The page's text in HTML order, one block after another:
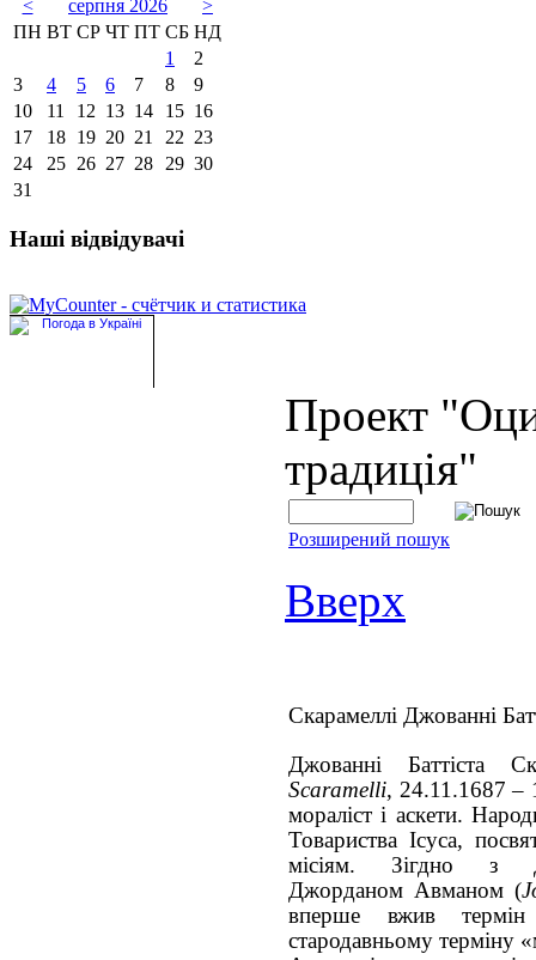
< серпня 2026
>
ПН ВТ СР ЧТ ПТ СБ НД
1
2
3
4 5 6 7 8
9
10
11 12 13 14 15 16
17
18 19 20 21 22 23
24
25 26 27 28 29 30
31
Наші відвідувачі
Проект
традиція"
Розширений пошук
Вверх
Скарамеллі Джованні
Джованні Баттіста
Scaramelli, 24.11.1687 –
мораліст і аскети.
Товариства Ісуса,
місіям. Зігдно з
Джорданом Авманом (
вперше вжив термін
стародавньому терміну